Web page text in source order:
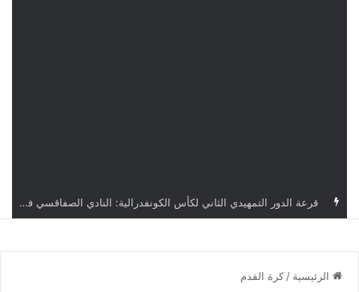
قرعة كأس الكونفدرالية: النادي الصفاقسي يواجه شوتينغ ستارز النيجيري وترجي جرجيس يصطدم بديامبارس السنغالي
الرئيسية / كرة القدم